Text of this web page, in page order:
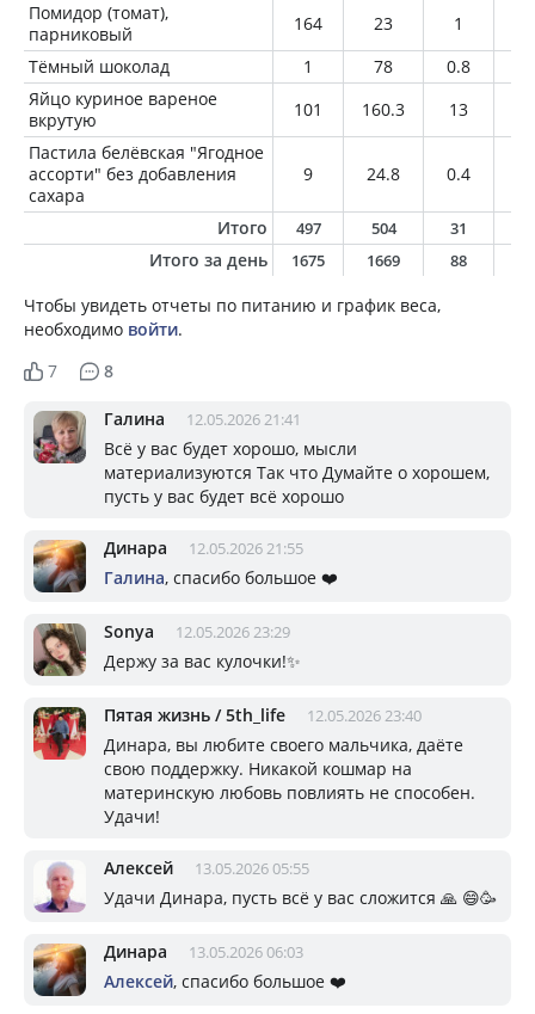
Помидор (томат),
парниковый
164 23 1
Тёмный шоколад
1 78 0.8
Яйцо куриное вареное
вкрутую
101 160.3 13
Пастила белёвская "Ягодное
ассорти" без добавления
сахара
9 24.8 0.4
Итого 497 504 31
Итого за день 1675 1669 88
Чтобы увидеть отчеты по питанию и график веса,
необходимо войти.
7
8
Галина 12.05.2026 21:41
Всё у вас будет хорошо, мысли
материализуются Так что Думайте о хорошем,
пусть у вас будет всё хорошо
Динара 12.05.2026 21:55
Галина, спасибо большое ❤️
Sonya 12.05.2026 23:29
Держу за вас кулочки!✨️
Пятая жизнь / 5th_life 12.05.2026 23:40
Динара, вы любите своего мальчика, даёте
свою поддержку. Никакой кошмар на
материнскую любовь повлиять не способен.
Удачи!
Алексей 13.05.2026 05:55
Удачи Динара, пусть всё у вас сложится 🙏 😄🥳
Динара 13.05.2026 06:03
Алексей, спасибо большое ❤️